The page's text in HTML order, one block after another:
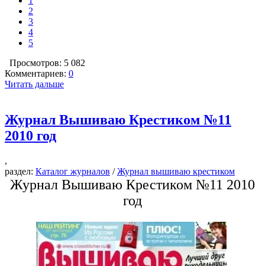
2
3
4
5
Просмотров: 5 082
Комментариев: 0
Читать дальше
Журнал Вышиваю Крестиком №11
2010 год
,
раздел: Каталог журналов /Журнал вышиваю крестиком
Журнал Вышиваю Крестиком №11 2010
год